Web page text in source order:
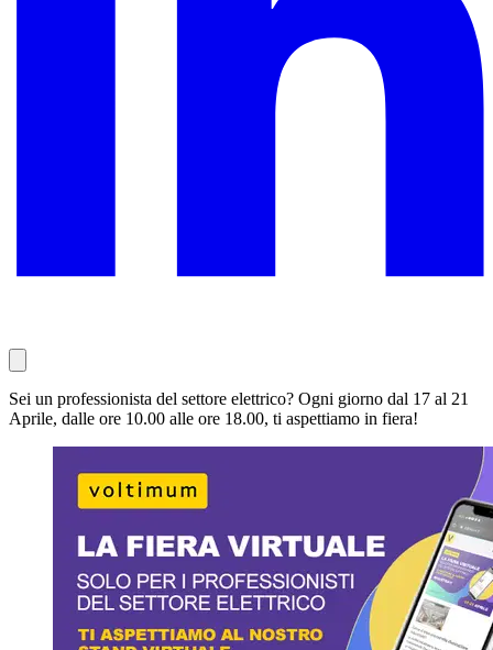
Sei un professionista del settore elettrico? Ogni giorno dal 17 al 21
Aprile, dalle ore 10.00 alle ore 18.00, ti aspettiamo in fiera!